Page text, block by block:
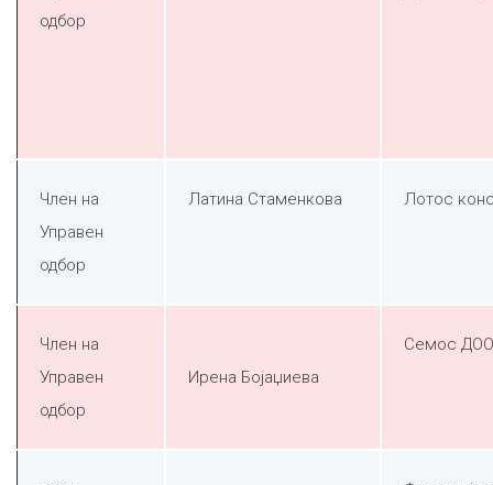
одбор
Член на
Управен
одбор
Латина Стаменкова Лотос
Член на
Управен
одбор
Ирена Бојаџиева
Семос ДОО